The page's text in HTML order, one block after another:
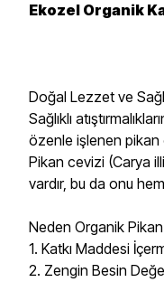
Ekozel Organik
Doğal Lezzet ve
Sağlıklı
özenle işlenen pikan
Pikan cevizi (Carya
vardır, bu da onu
Neden Organik
1. Katkı Maddesi
2. Zengin Besin